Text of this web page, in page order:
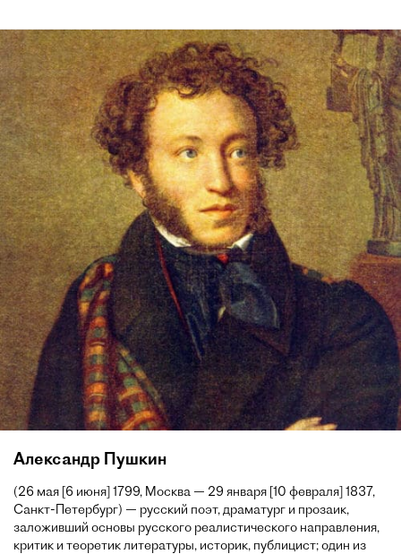
Александр Пушкин
(26 мая [6 июня] 1799, Москва — 29 января [10 февраля] 1837,
Санкт-Петербург) — русский поэт, драматург и прозаик,
заложивший основы русского реалистического направления,
критик и теоретик литературы, историк, публицист; один из